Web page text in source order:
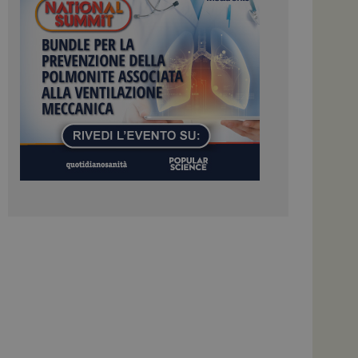
utenti
in modo casuale
in ogni richiesta
i dati di
di analisi dei
piattaforma di
carico, questo
sessione di
gestite dallo
utilizzato per
Normalmente è
accesso per un
per